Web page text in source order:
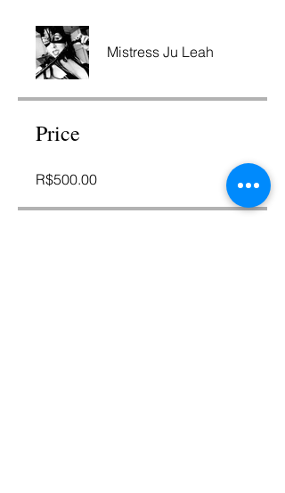
Mistress Ju Leah
Price
R$500.00